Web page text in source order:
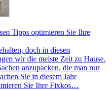
Tipps optimieren Sie Ihre
doch in diesen
wir die meiste Zeit zu Hause.
anzupacken, die man nur
Sie in diesem Jahr
Sie Ihre Fixkos…